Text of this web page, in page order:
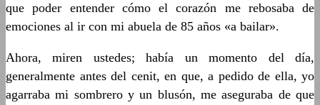
que poder entender cómo el corazón me rebosaba de
emociones al ir con mi abuela de 85 años «a bailar».
Ahora, miren ustedes; había un momento del día,
generalmente antes del cenit, en que, a pedido de ella, yo
agarraba mi sombrero y un blusón, me aseguraba de que